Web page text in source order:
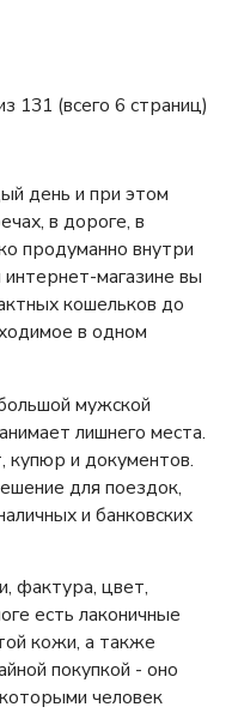
131 (всего 6 страниц)
день и при этом
в дороге, в
продуманно внутри
магазине вы
кошельков до
в одном
мужской
лишнего места.
купюр и документов.
для поездок,
и банковских
фактура, цвет,
есть лаконичные
кожи, а также
покупкой - оно
человек